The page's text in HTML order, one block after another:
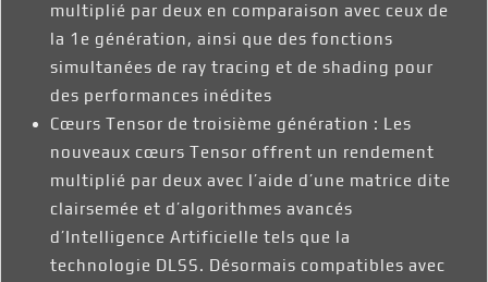
multiplié par deux en comparaison avec ceux de
la 1e génération, ainsi que des fonctions
simultanées de ray tracing et de shading pour
des performances inédites
Cœurs Tensor de troisième génération : Les
nouveaux cœurs Tensor offrent un rendement
multiplié par deux avec l’aide d’une matrice dite
clairsemée et d’algorithmes avancés
d’Intelligence Artificielle tels que la
technologie DLSS. Désormais compatibles avec